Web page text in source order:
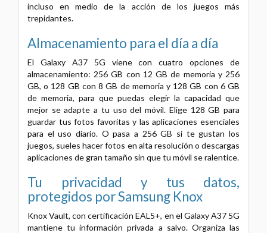
incluso en medio de la acción de los juegos más
trepidantes.
Almacenamiento para el día a día
El Galaxy A37 5G viene con cuatro opciones de
almacenamiento: 256 GB con 12 GB de memoria y 256
GB, o 128 GB con 8 GB de memoria y 128 GB con 6 GB
de memoria, para que puedas elegir la capacidad que
mejor se adapte a tu uso del móvil. Elige 128 GB para
guardar tus fotos favoritas y las aplicaciones esenciales
para el uso diario. O pasa a 256 GB si te gustan los
juegos, sueles hacer fotos en alta resolución o descargas
aplicaciones de gran tamaño sin que tu móvil se ralentice.
Tu privacidad y tus datos,
protegidos por Samsung Knox
Knox Vault, con certificación EAL5+, en el Galaxy A37 5G
mantiene tu información privada a salvo. Organiza las